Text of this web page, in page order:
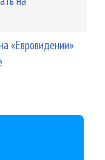
«Евровидении»